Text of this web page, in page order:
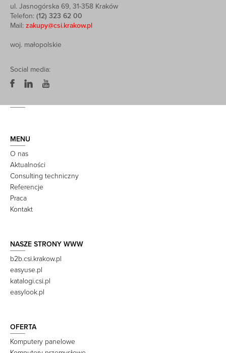
ul. Jasnogórska 69, 31-358 Kraków
Telefon: (12) 323 62 00
Mail: zakupy@csi.krakow.pl
woj. małopolskie
Social media:
MENU
O nas
Aktualności
Consulting techniczny
Referencje
Praca
Kontakt
NASZE STRONY WWW
b2b.csi.krakow.pl
easyuse.pl
katalogi.csi.pl
easylook.pl
OFERTA
Komputery panelowe